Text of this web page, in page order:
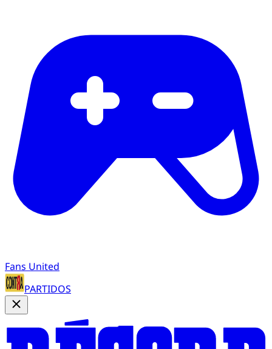
Fans United
PARTIDOS